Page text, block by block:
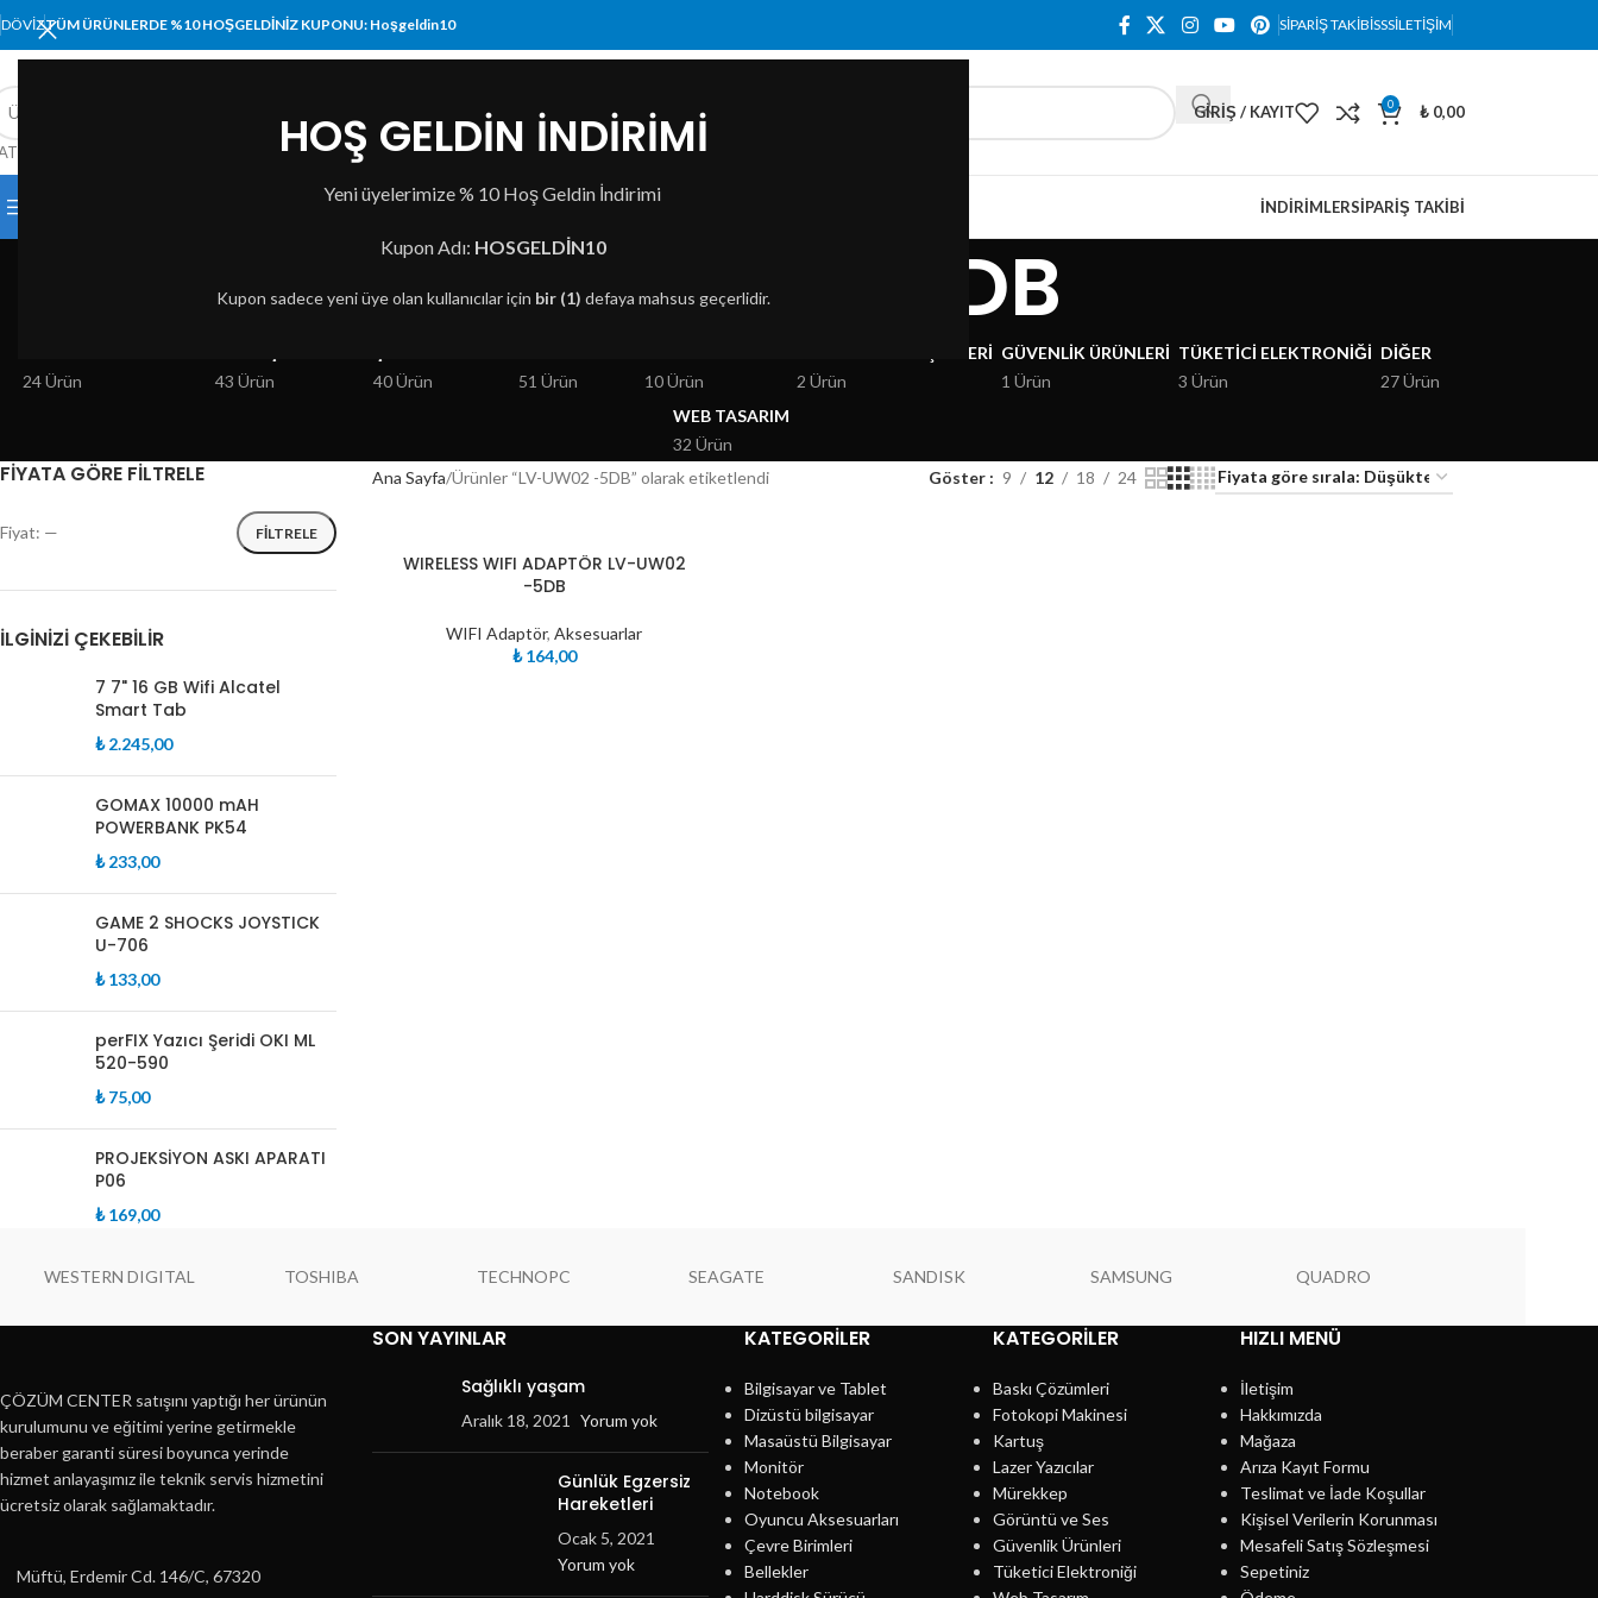
HOŞ GELDİN İNDİRİMİ
Yeni üyelerimize % 10 Hoş Geldin İndirimi
Kupon Adı: HOSGELDİN10
Kupon sadece yeni üye olan kullanıcılar için bir (1) defaya mahsus geçerlidir.
DÖVIZTÜM ÜRÜNLERDE %10 HOŞGELDİNİZ KUPONU: Hoşgeldin10 SIPARIŞ TAKIBISSSİLETIŞIM
SEÇIN
GIRIŞ / KAYIT 0 ₺ 0,00
ANA SAYFAMAĞAZA HAKKIMIZDAİLETIŞIM İNDIRIMLERSIPARIŞ TAKIBI
LV-UW02 -5DB
24 Ürün
43 Ürün
40 Ürün
51 Ürün
10 Ürün
BILGISAYAR BILEŞENLERI
2 Ürün
GÜVENLIK ÜRÜNLERI
1 Ürün
TÜKETICI ELEKTRONIĞI
3 Ürün
DIĞER
27 Ürün
WEB TASARIM
32 Ürün
FIYATA GÖRE FILTRELE
FILTRELE
Fiyat: —
İLGINIZI ÇEKEBILIR
7 7" 16 GB Wifi Alcatel
Smart Tab
₺2.245,00
GOMAX 10000 mAH
POWERBANK PK54
₺233,00
GAME 2 SHOCKS JOYSTICK
U-706
₺133,00
perFIX Yazıcı Şeridi OKI ML
520-590
₺75,00
PROJEKSİYON ASKI APARATI
P06
₺169,00
Ana Sayfa Ürünler “LV-UW02 -5DB” olarak etiketlendi Göster 9 12 18 24
TÜKE
WIRELESS WIFI ADAPTÖR LV-UW02
-5DB
WIFI Adaptör,Aksesuarlar
₺164,00
WESTERN DIGITAL TOSHIBA TECHNOPC SEAGATE SANDISK SAMSUNG QUADRO
ÇÖZÜM CENTER satışını yaptığı her ürünün
kurulumunu ve eğitimi yerine getirmekle
beraber garanti süresi boyunca yerinde
hizmet anlayaşımız ile teknik servis hizmetini
ücretsiz olarak sağlamaktadır.
Müftü, Erdemir Cd. 146/C, 67320
SON YAYINLAR
Sağlıklı yaşam
Aralık 18, 2021 Yorum yok
Günlük Egzersiz
Hareketleri
Ocak 5, 2021
Yorum yok
KATEGORILER
Bilgisayar ve Tablet
Dizüstü bilgisayar
Masaüstü Bilgisayar
Monitör
Notebook
Oyuncu Aksesuarları
Çevre Birimleri
Bellekler
KATEGORILER
Baskı Çözümleri
Fotokopi Makinesi
Kartuş
Lazer Yazıcılar
Mürekkep
Görüntü ve Ses
Güvenlik Ürünleri
Tüketici Elektroniği
HIZLI MENÜ
İletişim
Hakkımızda
Mağaza
Arıza Kayıt Formu
Teslimat ve İade Koşullar
Kişisel Verilerin Korunması
Mesafeli Satış Sözleşmesi
Sepetiniz